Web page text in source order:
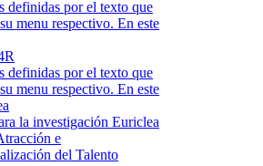
la investigación Euriclea
e
del Talento